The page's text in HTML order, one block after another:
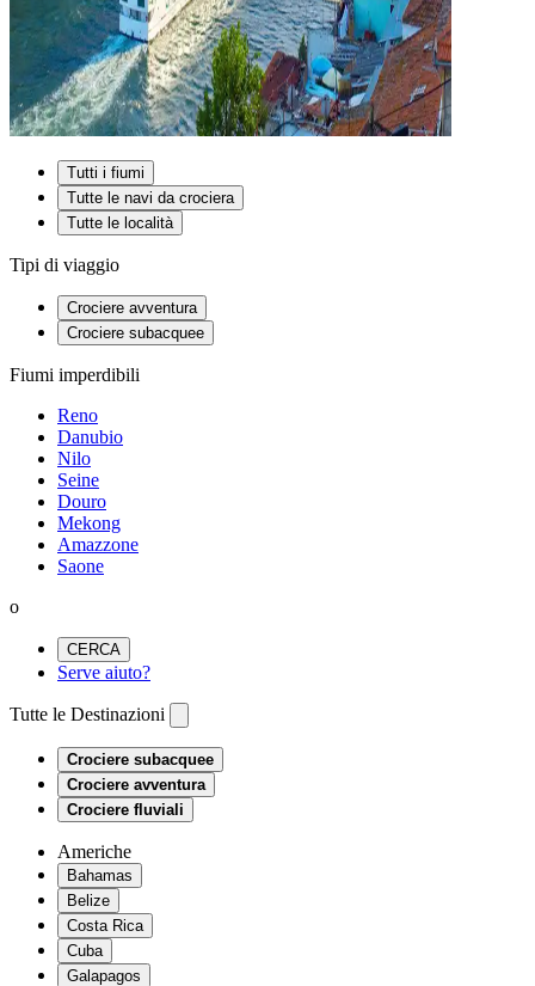
Tutti i fiumi
Tutte le navi da crociera
Tutte le località
Tipi di viaggio
Crociere avventura
Crociere subacquee
Fiumi imperdibili
Reno
Danubio
Nilo
Seine
Douro
Mekong
Amazzone
Saone
o
CERCA
Serve aiuto?
Tutte le Destinazioni
Crociere subacquee
Crociere avventura
Crociere fluviali
Americhe
Bahamas
Belize
Costa Rica
Cuba
Galapagos